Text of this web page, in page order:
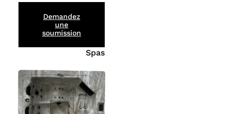
Spas
Demandez
une
soumission